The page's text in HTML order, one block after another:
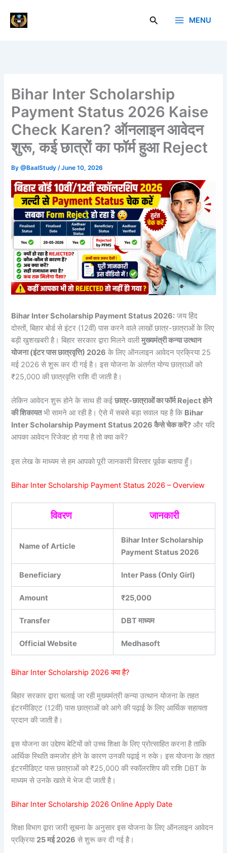
content
Search MENU
Bihar Inter Scholarship
Payment Status 2026 Kaise
Check Karen? ऑनलाइन आवेदन
शुरू, कई छात्रों का फॉर्म हुआ Reject
By@BaalStudy/June 10, 2026
Bihar Inter Scholarship Payment Status 2026: जय हिंद
दोस्तों, बिहार बोर्ड से इंटर (12वीं) पास करने वाले लाखों छात्र-छात्राओं के लिए
बड़ी खुशखबरी है। बिहार सरकार द्वारा मिलने वालीमुख्यमंत्री कन्या उत्थान
योजना (इंटर पास छात्रवृत्ति) 2026 के लिए ऑनलाइन आवेदन प्रक्रिया 25
मई 2026 से शुरू कर दी गई है। इस योजना के अंतर्गत योग्य छात्राओं को
₹25,000 की छात्रवृत्ति राशि दी जाती है।
लेकिन आवेदन शुरू होने के साथ ही कईछात्र-छात्राओं का फॉर्म Reject होने
की शिकायतभी सामने आ रही है। ऐसे में सबसे बड़ा सवाल यह है कि Bihar
Inter Scholarship Payment Status 2026 कैसे चेक करें? और यदि
आपका आवेदन रिजेक्ट हो गया है तो क्या करें?
इस लेख के माध्यम से हम आपको पूरी जानकारी विस्तार पूर्वक बताया हुँ।
Bihar Inter Scholarship Payment Status 2026 – Overview
विवरण जानकारी
Name of Article
Bihar Inter Scholarship
Payment Status 2026
Beneficiary Inter Pass (Only Girl)
Amount ₹25,000
Transfer DBT माध्यम
Official Website Medhasoft
Bihar Inter Scholarship 2026 क्या है?
बिहार सरकार द्वारा चलाई जा रही मुख्यमंत्री कन्या उत्थान योजना के तहत
इंटरमीडिएट (12वीं) पास छात्राओं को आगे की पढ़ाई के लिए आर्थिक सहायता
प्रदान की जाती है।
इस योजना का उद्देश्य बेटियों को उच्च शिक्षा के लिए प्रोत्साहित करना है ताकि
आर्थिक स्थिति कमजोर होने के कारण उनकी पढ़ाई न रुके। इस योजना के तहत
इंटरमीडिएट पास छात्राओं को ₹25,000 की स्कॉलरशिप की राशि DBT के
माध्यम से उनके खाते मे भेज दी जाती है।
Bihar Inter Scholarship 2026 Online Apply Date
शिक्षा विभाग द्वारा जारी सूचना के अनुसार इस योजना के लिए ऑनलाइन आवेदन
प्रक्रिया 25 मई 2026 से शुरू कर दी गई है।